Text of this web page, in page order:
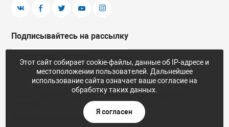
Подписывайтесь на рассылку
2022 © «Кровельный гид» - уникальные кровельные
Политика конфиденциальности
Этот сайт собирает cookie-файлы, данные об IP-адресе и
местоположении пользователей. Дальнейшее
использование сайта означает ваше согласие на
обработку таких данных.
Я согласен